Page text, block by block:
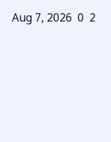
Aug 7, 2026 0 2